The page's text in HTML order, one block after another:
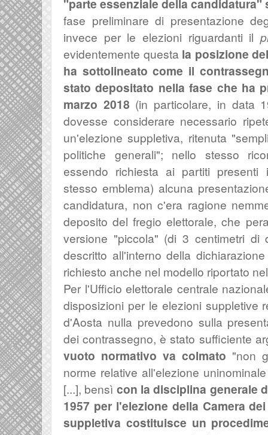
fase preliminare di presentazione
invece per le elezioni riguardanti il
evidentemente questa la posizione
ha sottolineato come il
stato depositato nella fase che ha
marzo 2018 (in particolare, in data
dovesse considerare necessario
un'elezione suppletiva, ritenuta
politiche generali"; nello stesso
essendo richiesta ai partiti presenti
stesso emblema) alcuna
candidatura, non c'era ragione
deposito del fregio elettorale, che
versione "piccola" (di 3 centimetri di
descritto all'interno della
richiesto anche nel modello riportato
Per l'Ufficio elettorale centrale
disposizioni per le elezioni suppletive
d'Aosta nulla prevedono sulla
dei contrassegno, è stato sufficiente
vuoto normativo va colmato "non
norme relative all'elezione
[...], bensì con la disciplina generale
1957 per l'elezione della Camera
suppletiva costituisce un